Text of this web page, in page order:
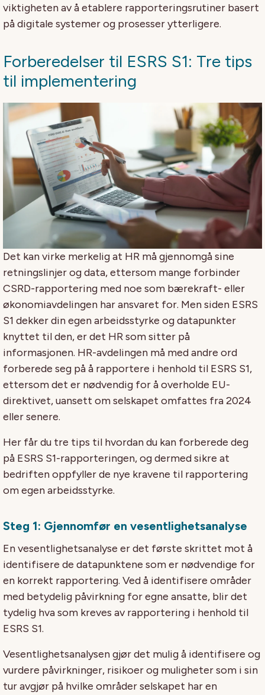
viktigheten av å etablere rapporteringsrutiner basert
på digitale systemer og prosesser ytterligere.
Forberedelser til ESRS S1: Tre tips
til implementering
Det kan virke merkelig at HR må gjennomgå sine
retningslinjer og data, ettersom mange forbinder
CSRD-rapportering med noe som bærekraft- eller
økonomiavdelingen har ansvaret for. Men siden ESRS
S1 dekker din egen arbeidsstyrke og datapunkter
knyttet til den, er det HR som sitter på
informasjonen. HR-avdelingen må med andre ord
forberede seg på å rapportere i henhold til ESRS S1,
ettersom det er nødvendig for å overholde EU-
direktivet, uansett om selskapet omfattes fra 2024
eller senere.
Her får du tre tips til hvordan du kan forberede deg
på ESRS S1-rapporteringen, og dermed sikre at
bedriften oppfyller de nye kravene til rapportering
om egen arbeidsstyrke.
Steg 1: Gjennomfør en vesentlighetsanalyse
En vesentlighetsanalyse er det første skrittet mot å
identifisere de datapunktene som er nødvendige for
en korrekt rapportering. Ved å identifisere områder
med betydelig påvirkning for egne ansatte, blir det
tydelig hva som kreves av rapportering i henhold til
ESRS S1.
Vesentlighetsanalysen gjør det mulig å identifisere og
vurdere påvirkninger, risikoer og muligheter som i sin
tur avgjør på hvilke områder selskapet har en